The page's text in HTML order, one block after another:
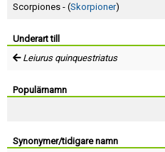
Scorpiones - (Skorpioner)
Underart till
Leiurus quinquestriatus
Populärnamn
Synonymer/tidigare namn